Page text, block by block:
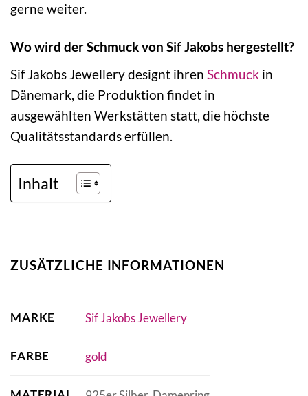
gerne weiter.
Wo wird der Schmuck von Sif Jakobs hergestellt?
Sif Jakobs Jewellery designt ihren Schmuck in
Dänemark, die Produktion findet in
ausgewählten Werkstätten statt, die höchste
Qualitätsstandards erfüllen.
Inhalt
ZUSÄTZLICHE INFORMATIONEN
MARKE Sif Jakobs Jewellery
FARBE gold